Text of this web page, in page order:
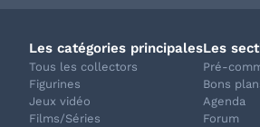
Les catégories principales
Tous les collectors
Figurines
Jeux vidéo
Films/Séries
Les
Pré-
Bons
Agenda
Forum